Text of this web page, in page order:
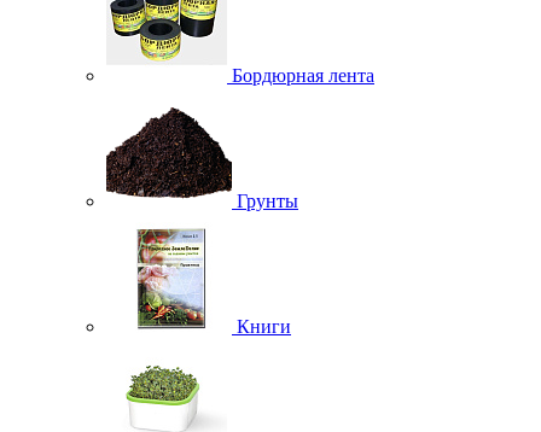
Бордюрная лента
Грунты
Книги